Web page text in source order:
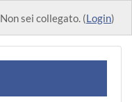
Non sei collegato. (Login)